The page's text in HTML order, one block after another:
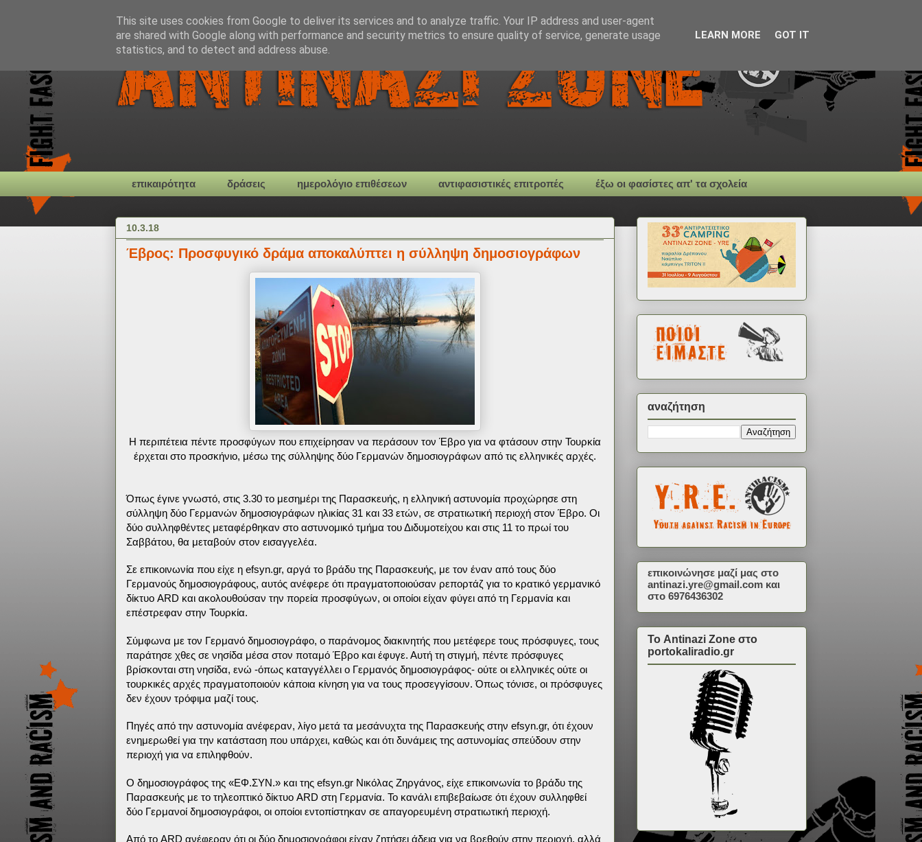
επικαιρότητα δράσεις ημερολόγιο επιθέσεων αντιφασιστικές επιτροπές έξω οι φασίστες απ' τα σχολεία
10.3.18
Έβρος: Προσφυγικό δράμα αποκαλύπτει η σύλληψη δημοσιογράφων
Η περιπέτεια πέντε προσφύγων που επιχείρησαν να περάσουν τον Έβρο για να φτάσουν στην Τουρκία
έρχεται στο προσκήνιο, μέσω της σύλληψης δύο Γερμανών δημοσιογράφων από τις ελληνικές αρχές.
Όπως έγινε γνωστό, στις 3.30 το μεσημέρι της Παρασκευής, η ελληνική αστυνομία προχώρησε στη
σύλληψη δύο Γερμανών δημοσιογράφων ηλικίας 31 και 33 ετών, σε στρατιωτική περιοχή στον Έβρο. Οι
δύο συλληφθέντες μεταφέρθηκαν στο αστυνομικό τμήμα του Διδυμοτείχου και στις 11 το πρωί του
Σαββάτου, θα μεταβούν στον εισαγγελέα.
Σε επικοινωνία που είχε η efsyn.gr, αργά το βράδυ της Παρασκευής, με τον έναν από τους δύο
Γερμανούς δημοσιογράφους, αυτός ανέφερε ότι πραγματοποιούσαν ρεπορτάζ για το κρατικό γερμανικό
δίκτυο ARD και ακολουθούσαν την πορεία προσφύγων, οι οποίοι είχαν φύγει από τη Γερμανία και
επέστρεφαν στην Τουρκία.
Σύμφωνα με τον Γερμανό δημοσιογράφο, ο παράνομος διακινητής που μετέφερε τους πρόσφυγες, τους
παράτησε χθες σε νησίδα μέσα στον ποταμό Έβρο και έφυγε. Αυτή τη στιγμή, πέντε πρόσφυγες
βρίσκονται στη νησίδα, ενώ -όπως καταγγέλλει ο Γερμανός δημοσιογράφος- ούτε οι ελληνικές ούτε οι
τουρκικές αρχές πραγματοποιούν κάποια κίνηση για να τους προσεγγίσουν. Όπως τόνισε, οι πρόσφυγες
δεν έχουν τρόφιμα μαζί τους.
Πηγές από την αστυνομία ανέφεραν, λίγο μετά τα μεσάνυχτα της Παρασκευής στην efsyn.gr, ότι έχουν
ενημερωθεί για την κατάσταση που υπάρχει, καθώς και ότι δυνάμεις της αστυνομίας σπεύδουν στην
περιοχή για να επιληφθούν.
Ο δημοσιογράφος της «ΕΦ.ΣΥΝ.» και της efsyn.gr Νικόλας Ζηργάνος, είχε επικοινωνία το βράδυ της
Παρασκευής με το τηλεοπτικό δίκτυο ARD στη Γερμανία. Το κανάλι επιβεβαίωσε ότι έχουν συλληφθεί
δύο Γερμανοί δημοσιογράφοι, οι οποίοι εντοπίστηκαν σε απαγορευμένη στρατιωτική περιοχή.
Από το ARD ανέφεραν ότι οι δύο δημοσιογράφοι είχαν ζητήσει άδεια για να βρεθούν στην περιοχή, αλλά
αναζήτηση
επικοινώνησε μαζί μας στο
antinazi.yre@gmail.com και
στο 6976436302
Το Antinazi Zone στο
portokaliradio.gr
This site uses cookies from Google to deliver its services and to analyze traffic. Your IP address and user-agent
are shared with Google along with performance and security metrics to ensure quality of service, generate usage
statistics, and to detect and address abuse.
LEARN MORE GOT IT